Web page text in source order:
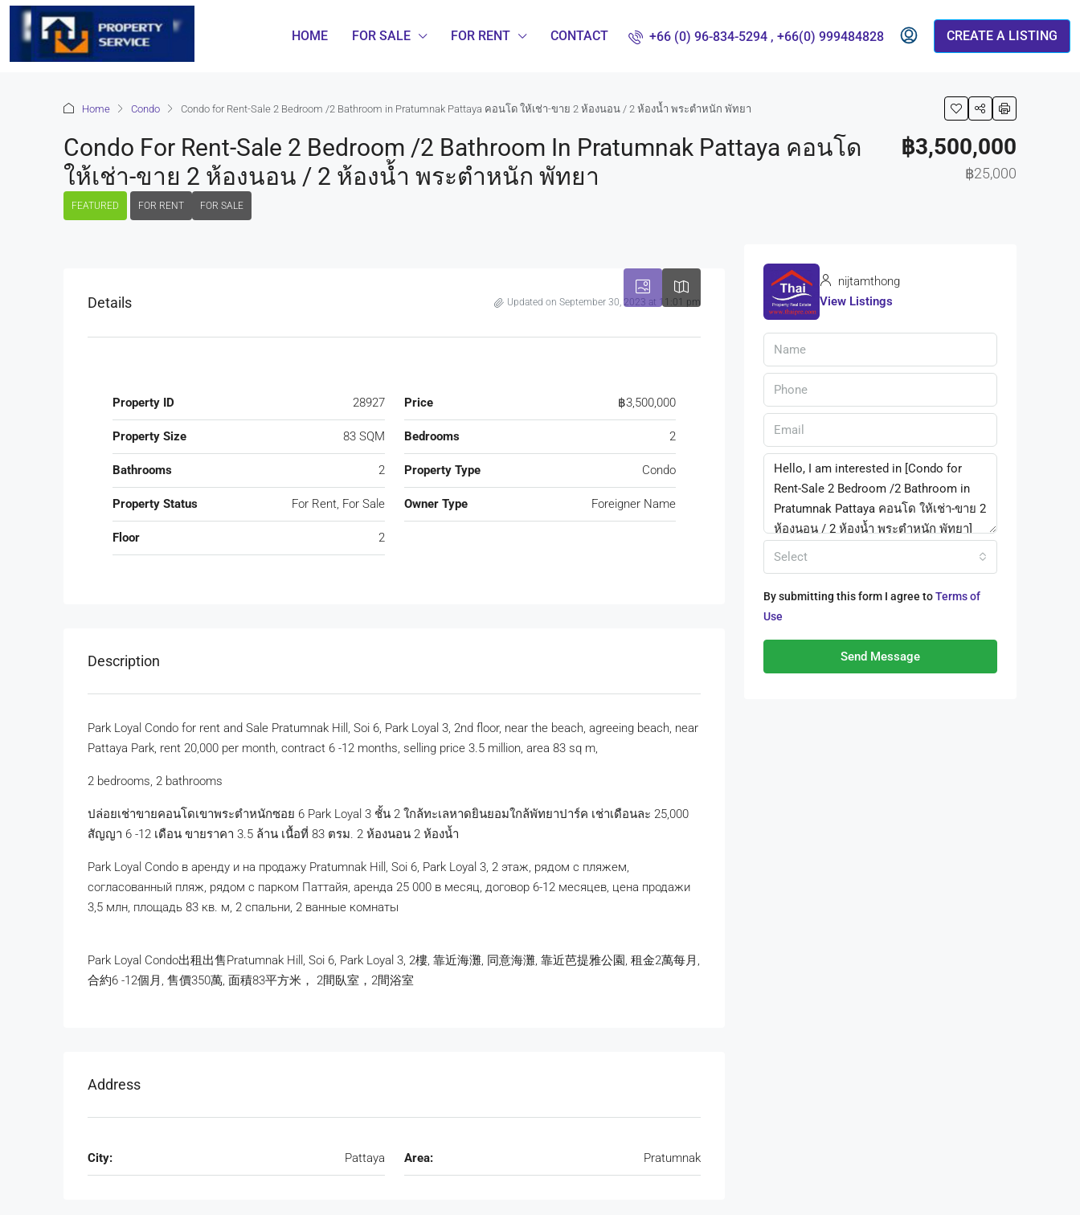
HOME FOR SALE FOR RENT CONTACT +66 (0) 96-834-5294 , +66(0) 999484828 CREATE A LISTING
Home Condo Condo for Rent-Sale 2 Bedroom /2 Bathroom in Pratumnak Pattaya คอนโด ให้เช่า-ขาย 2 ห้องนอน / 2 ห้องน้ำ พระตำหนัก พัทยา
Condo For Rent-Sale 2 Bedroom /2 Bathroom In Pratumnak Pattaya คอนโด
ให้เช่า-ขาย 2 ห้องนอน / 2 ห้องน้ำ พระตำหนัก พัทยา
FEATURED FOR RENT FOR SALE
฿3,500,000
฿25,000
Details Updated on September 30, 2023 at 11:01 pm
Property ID 28927 Price ฿3,500,000
Property Size 83 SQM Bedrooms 2
Bathrooms 2 Property Type Condo
Property Status For Rent, For Sale Owner Type Foreigner Name
Floor 2
Description
Park Loyal Condo for rent and Sale Pratumnak Hill, Soi 6, Park Loyal 3, 2nd floor, near the beach, agreeing beach, near
Pattaya Park, rent 20,000 per month, contract 6 -12 months, selling price 3.5 million, area 83 sq m,
2 bedrooms, 2 bathrooms
ปล่อยเช่าขายคอนโดเขาพระตำหนักซอย 6 Park Loyal 3 ชั้น 2 ใกล้ทะเลหาดยินยอมใกล้พัทยาปาร์ค เช่าเดือนละ 25,000
สัญญา 6 -12 เดือน ขายราคา 3.5 ล้าน เนื้อที่ 83 ตรม. 2 ห้องนอน 2 ห้องน้ำ
Park Loyal Condo в аренду и на продажу Pratumnak Hill, Soi 6, Park Loyal 3, 2 этаж, рядом с пляжем,
согласованный пляж, рядом с парком Паттайя, аренда 25 000 в месяц, договор 6-12 месяцев, цена продажи
3,5 млн, площадь 83 кв. м, 2 спальни, 2 ванные комнаты
Park Loyal Condo出租出售Pratumnak Hill, Soi 6, Park Loyal 3, 2樓, 靠近海灘, 同意海灘, 靠近芭提雅公園, 租金2萬每月,
合約6 -12個月, 售價350萬, 面積83平方米， 2間臥室，2間浴室
Address
City: Pattaya Area: Pratumnak
nijtamthong
View Listings
Select
By submitting this form I agree toTerms of
Use
Send Message